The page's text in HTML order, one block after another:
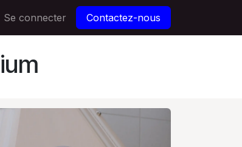
Se connecter Contactez-nous